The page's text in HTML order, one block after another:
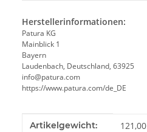
Herstellerinformationen:
Patura KG
Mainblick 1
Bayern
Laudenbach, Deutschland, 63925
info@patura.com
https://www.patura.com/de_DE
Produkteigenschaft
Wert
Artikelgewicht: 121,00